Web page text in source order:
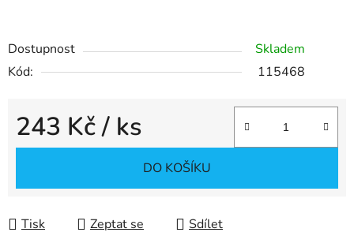
Dostupnost
Skladem
Kód:
115468
243 Kč/ ks
Měrná cena:
DO KOŠÍKU
Tisk Zeptat se Sdílet